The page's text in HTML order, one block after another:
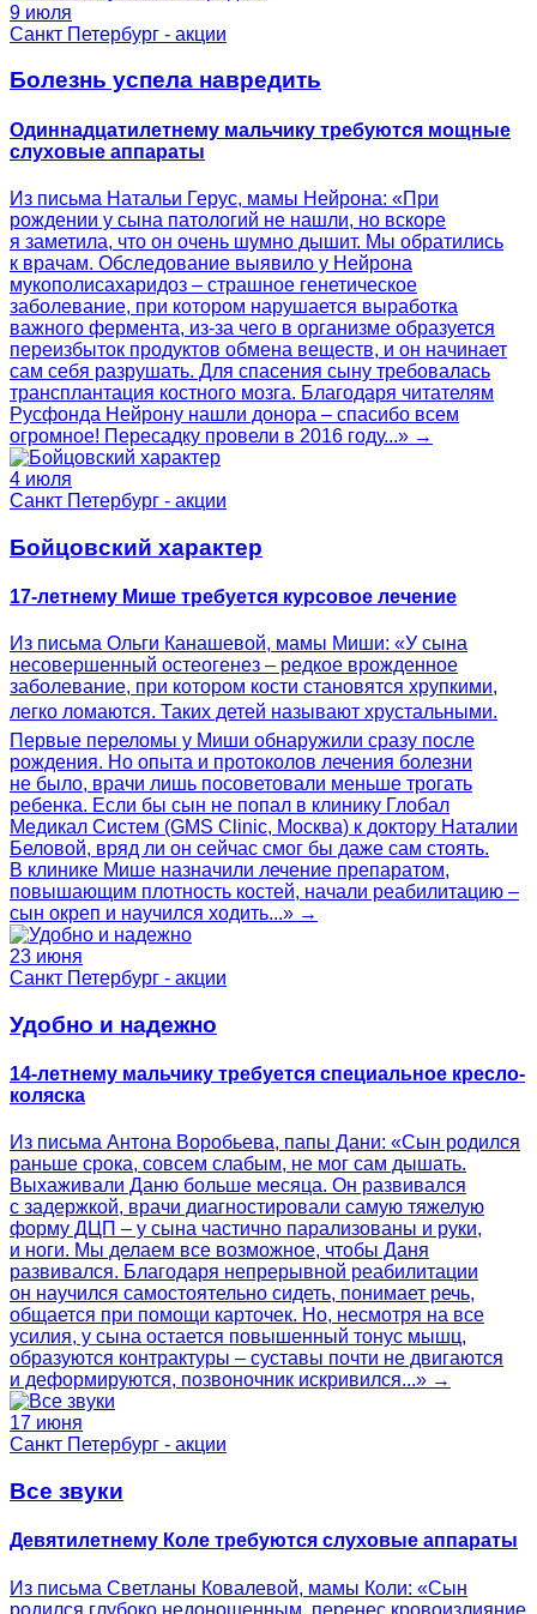
9 июля
Санкт Петербург - акции
Болезнь успела навредить
Одиннадцатилетнему мальчику требуются мощные
слуховые аппараты
Из письма Натальи Герус, мамы Нейрона: «При
рождении у сына патологий не нашли, но вскоре
я заметила, что он очень шумно дышит. Мы обратились
к врачам. Обследование выявило у Нейрона
мукополисахаридоз – страшное генетическое
заболевание, при котором нарушается выработка
важного фермента, из-за чего в организме образуется
переизбыток продуктов обмена веществ, и он начинает
сам себя разрушать. Для спасения сыну требовалась
трансплантация костного мозга. Благодаря читателям
Русфонда Нейрону нашли донора – спасибо всем
огромное! Пересадку провели в 2016 году...» →
4 июля
Санкт Петербург - акции
Бойцовский характер
17-летнему Мише требуется курсовое лечение
Из письма Ольги Канашевой, мамы Миши: «У сына
несовершенный остеогенез – редкое врожденное
заболевание, при котором кости становятся хрупкими,
легко ломаются. Таких детей называют хрустальными.
Первые переломы у Миши обнаружили сразу после
рождения. Но опыта и протоколов лечения болезни
не было, врачи лишь посоветовали меньше трогать
ребенка. Если бы сын не попал в клинику Глобал
Медикал Систем (GMS Clinic, Москва) к доктору Наталии
Беловой, вряд ли он сейчас смог бы даже сам стоять.
В клинике Мише назначили лечение препаратом,
повышающим плотность костей, начали реабилитацию –
сын окреп и научился ходить...» →
23 июня
Санкт Петербург - акции
Удобно и надежно
14-летнему мальчику требуется специальное кресло-
коляска
Из письма Антона Воробьева, папы Дани: «Сын родился
раньше срока, совсем слабым, не мог сам дышать.
Выхаживали Даню больше месяца. Он развивался
с задержкой, врачи диагностировали самую тяжелую
форму ДЦП – у сына частично парализованы и руки,
и ноги. Мы делаем все возможное, чтобы Даня
развивался. Благодаря непрерывной реабилитации
он научился самостоятельно сидеть, понимает речь,
общается при помощи карточек. Но, несмотря на все
усилия, у сына остается повышенный тонус мышц,
образуются контрактуры – суставы почти не двигаются
и деформируются, позвоночник искривился...» →
17 июня
Санкт Петербург - акции
Все звуки
Девятилетнему Коле требуются слуховые аппараты
Из письма Светланы Ковалевой, мамы Коли: «Сын
родился глубоко недоношенным, перенес кровоизлияние